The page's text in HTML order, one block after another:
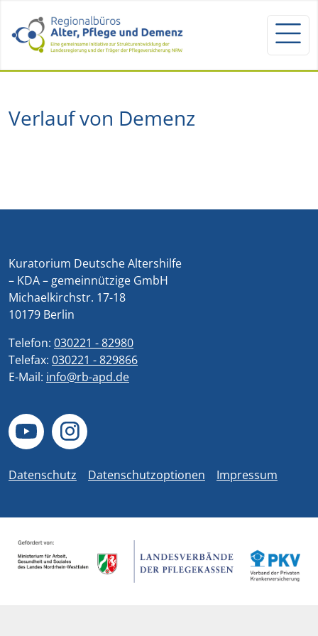
Verlauf von Demenz
Kuratorium Deutsche Altershilfe
– KDA – gemeinnützige GmbH
Michaelkirchstr. 17-18
10179 Berlin
Telefon: 030221 - 82980
Telefax: 030221 - 829866
E-Mail: info@rb-apd.de
Datenschutz Datenschutzoptionen Impressum